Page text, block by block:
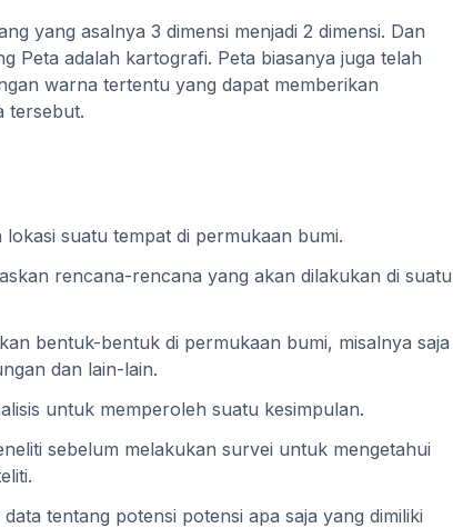
yang asalnya 3 dimensi menjadi 2 dimensi. Dan
Peta adalah kartografi. Peta biasanya juga telah
warna tertentu yang dapat memberikan
tersebut.
suatu tempat di permukaan bumi.
rencana-rencana yang akan dilakukan di suatu
bentuk-bentuk di permukaan bumi, misalnya saja
dan lain-lain.
untuk memperoleh suatu kesimpulan.
sebelum melakukan survei untuk mengetahui
tentang potensi potensi apa saja yang dimiliki